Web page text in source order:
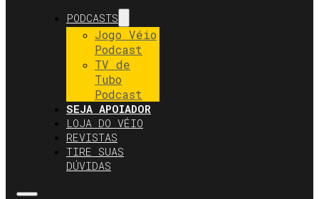
PODCASTS
Jogo Véio
Podcast
TV de
Tubo
Podcast
SEJA APOIADOR
LOJA DO VÉIO
REVISTAS
TIRE SUAS
DÚVIDAS